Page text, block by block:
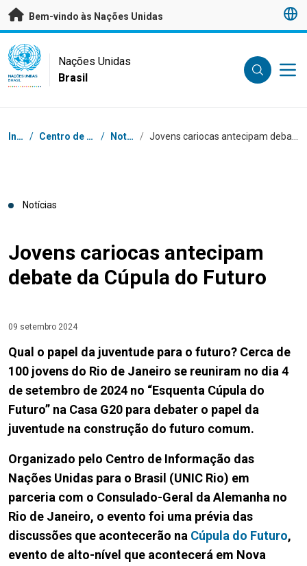
Saltar para conteúdo principal
Bem-vindo às Nações Unidas
UN Logo
NAÇÕES UNIDAS
BRASIL
Nações Unidas
Brasil
Navegação
Início / Centro de Imprensa / Notícias /
Notícias
Jovens cariocas antecipam
debate da Cúpula do Futuro
09 setembro 2024
Qual o papel da juventude para o futuro? Cerca de
100 jovens do Rio de Janeiro se reuniram no dia 4
de setembro de 2024 no “Esquenta Cúpula do
Futuro” na Casa G20 para debater o papel da
juventude na construção do futuro comum.
Organizado pelo Centro de Informação das
Nações Unidas para o Brasil (UNIC Rio) em
parceria com o Consulado-Geral da Alemanha no
Rio de Janeiro, o evento foi uma prévia das
discussões que acontecerão na Cúpula do Futuro,
evento de alto-nível que acontecerá em Nova